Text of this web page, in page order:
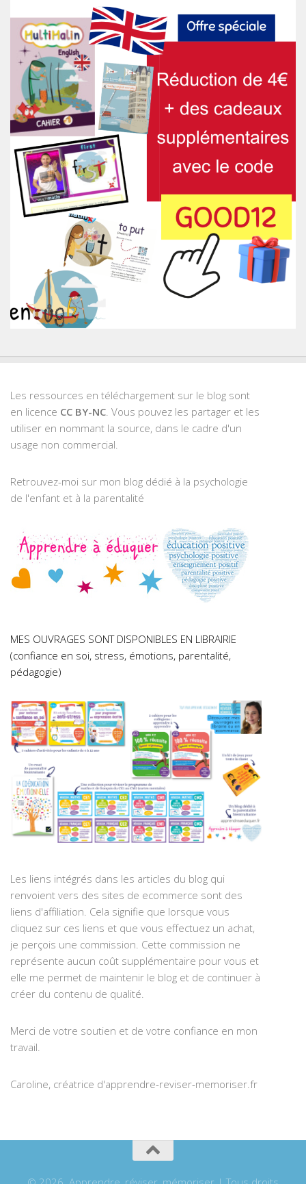
Les ressources en téléchargement sur le blog sont
en licence CC BY-NC. Vous pouvez les partager et les
utiliser en nommant la source, dans le cadre d'un
usage non commercial.
Retrouvez-moi sur mon blog dédié à la psychologie
de l'enfant et à la parentalité
MES OUVRAGES SONT DISPONIBLES EN LIBRAIRIE
(confiance en soi, stress, émotions, parentalité,
pédagogie)
Les liens intégrés dans les articles du blog qui
renvoient vers des sites de ecommerce sont des
liens d'affiliation. Cela signifie que lorsque vous
cliquez sur ces liens et que vous effectuez un achat,
je perçois une commission. Cette commission ne
représente aucun coût supplémentaire pour vous et
elle me permet de maintenir le blog et de continuer à
créer du contenu de qualité.
Merci de votre soutien et de votre confiance en mon
travail.
Caroline, créatrice d'apprendre-reviser-memoriser.fr